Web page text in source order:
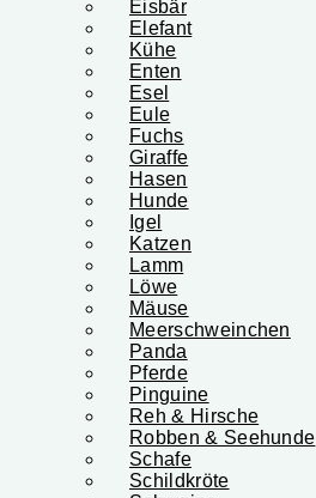
Eisbär
Elefant
Kühe
Enten
Esel
Eule
Fuchs
Giraffe
Hasen
Hunde
Igel
Katzen
Lamm
Löwe
Mäuse
Meerschweinchen
Panda
Pferde
Pinguine
Reh & Hirsche
Robben & Seehunde
Schafe
Schildkröte